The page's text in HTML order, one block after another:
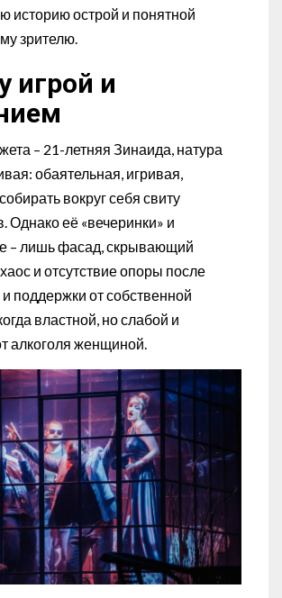
историю острой и понятной
зрителю.
игрой и
– 21-летняя Зинаида, натура
обаятельная, игривая,
вокруг себя свиту
Однако её «вечеринки» и
– лишь фасад, скрывающий
и отсутствие опоры после
поддержки от собственной
властной, но слабой и
алкоголя женщиной.